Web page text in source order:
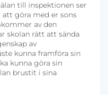
till inspektionen ser
göra med er sons
av den
skolan rätt att sända
av
kunna framföra sin
kunna göra sin
brustit i sina